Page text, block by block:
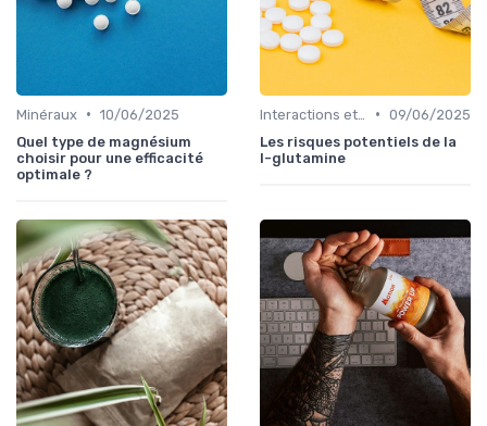
Minéraux • 10/06/2025
Quel type de magnésium
choisir pour une efficacité
optimale ?
• 09/06/2025
Les risques potentiels de la
l-glutamine